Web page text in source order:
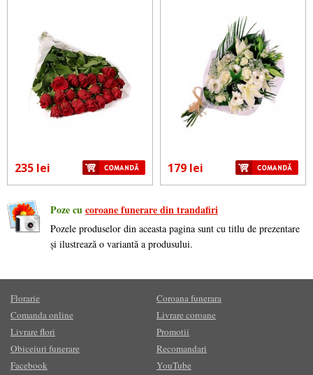
235 lei 179 lei
Poze cucoroane funerare din trandafiri
Pozele produselor din aceasta pagina sunt cu titlu de prezentare
și ilustrează o variantă a produsului.
Florarie
Coroana funerara
Comanda online
Livrare coroane
Livrare flori
Promotii
Obiceiuri funerare
Recomandari
Facebook
YouTube